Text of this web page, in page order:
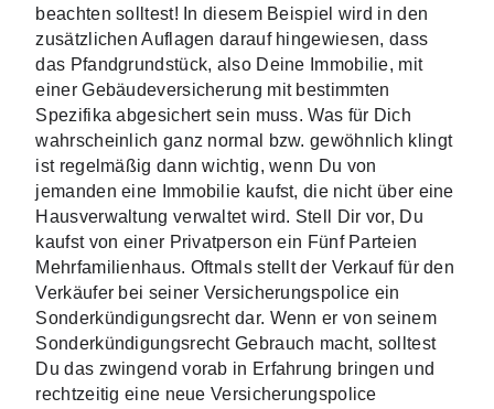
beachten solltest! In diesem Beispiel wird in den
zusätzlichen Auflagen darauf hingewiesen, dass
das Pfandgrundstück, also Deine Immobilie, mit
einer Gebäudeversicherung mit bestimmten
Spezifika abgesichert sein muss. Was für Dich
wahrscheinlich ganz normal bzw. gewöhnlich klingt
ist regelmäßig dann wichtig, wenn Du von
jemanden eine Immobilie kaufst, die nicht über eine
Hausverwaltung verwaltet wird. Stell Dir vor, Du
kaufst von einer Privatperson ein Fünf Parteien
Mehrfamilienhaus. Oftmals stellt der Verkauf für den
Verkäufer bei seiner Versicherungspolice ein
Sonderkündigungsrecht dar. Wenn er von seinem
Sonderkündigungsrecht Gebrauch macht, solltest
Du das zwingend vorab in Erfahrung bringen und
rechtzeitig eine neue Versicherungspolice